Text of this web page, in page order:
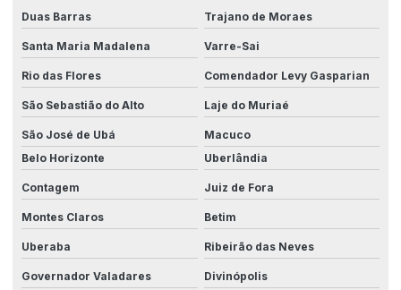
Mecanização e automação
Melhoria na produtividade industrial
Mercado de automação industrial
Modernização elétrica para fábricas
Monitoramento remoto de máquinas
Normas elétricas industriais
Otimização de processos com integração
Otimização de processos produtivos
Painéis de automação
Duas Barras Trajano de Moraes
Santa Maria Madalena Varre-Sai
Rio das Flores Comendador Levy Gasparian
São Sebastião do Alto Laje do Muriaé
São José de Ubá
Macuco
Belo Horizonte
Uberlândia
Contagem Juiz de Fora
Montes Claros Betim
Uberaba Ribeirão das Neves
Governador Valadares Divinópolis